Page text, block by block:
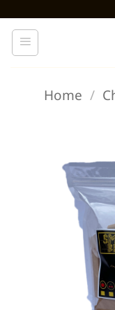
naar
inhoud
Home /